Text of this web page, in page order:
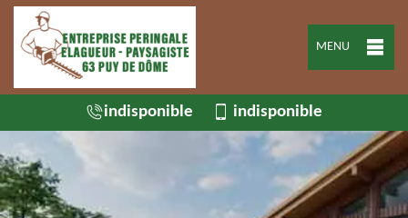
MENU
indisponible indisponible